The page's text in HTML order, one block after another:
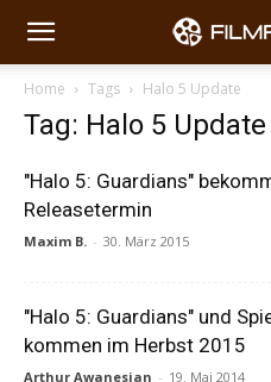
Home Tags Halo 5 Update
Tag: Halo 5 Update
"Halo 5: Guardians"
Releasetermin
Maxim B. - 30. März 2015
"Halo 5: Guardians" und
kommen im Herbst 2015
Arthur Awanesjan - 19. Mai 2014